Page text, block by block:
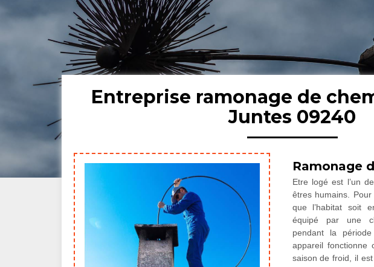
Entreprise ramonage de
Juntes 09240
Ramonage
Etre logé est l’un
êtres humains.
que l’habitat soit
équipé par une
pendant la
appareil fonctionne
saison de froid, il